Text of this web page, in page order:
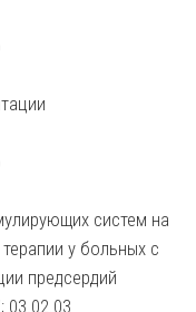
систем на
у больных с
предсердий
03.02.03